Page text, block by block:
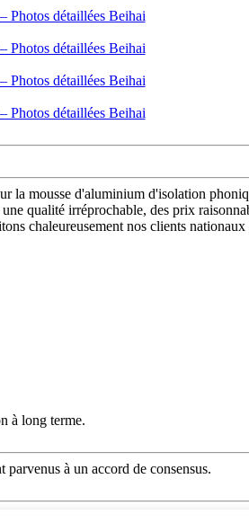
la mousse d'aluminium d'isolation
qualité irréprochable, des prix
chaleureusement nos clients nationaux
à long terme.
à un accord de consensus.